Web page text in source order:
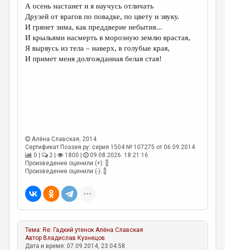
ПЕРЕВОДЫ
КОНКУРСЫ
ДЕТСКАЯ КОМНАТА
КНИЖНАЯ ПОЛКА
КОЛОНКА РЕДАКТОРА
РЕДКОЛЛЕГИЯ
ОТ РЕДАКЦИИ
МАЛАЯ ПРОЗА
ЭССЕИСТИКА
ЛИТЕРАТУРОВЕДЕНИЕ
КУЛЬТУРОВЕДЕНИЕ
А осень настанет и я научусь отличать
Друзей от врагов по повадке, по цвету и звуку.
И грянет зима, как преддверие небытия...
И крыльями насмерть в морозную землю врастая,
Я вырвусь из тела – наверх, в голубые края,
И примет меня долгожданная белая стая!
Алёна Славская, 2014
Сертификат Поэзия.ру: серия 1504 № 107275 от 06.09.2014
0 |
2 | 1800 |
09.08.2026. 18:21:16
Произведение оценили (+): []
Произведение оценили (-): []
Тема: Re: Гадкий утенок Алёна Славская
Автор Владислав Кузнецов
Дата и время: 07.09.2014, 23:04:58